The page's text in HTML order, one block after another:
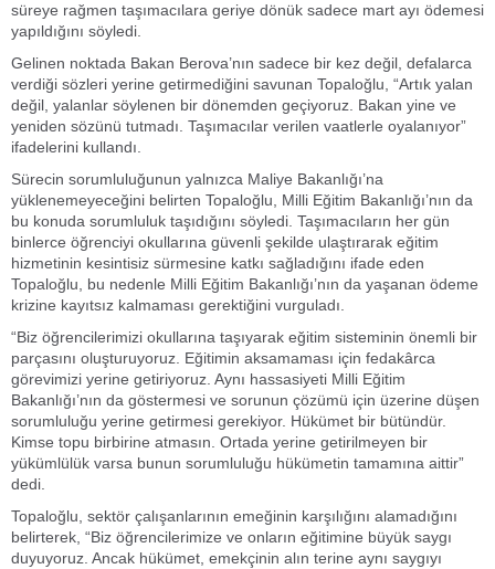
süreye rağmen taşımacılara geriye dönük sadece mart ayı ödemesi
yapıldığını söyledi.
Gelinen noktada Bakan Berova’nın sadece bir kez değil, defalarca
verdiği sözleri yerine getirmediğini savunan Topaloğlu, “Artık yalan
değil, yalanlar söylenen bir dönemden geçiyoruz. Bakan yine ve
yeniden sözünü tutmadı. Taşımacılar verilen vaatlerle oyalanıyor”
ifadelerini kullandı.
Sürecin sorumluluğunun yalnızca Maliye Bakanlığı’na
yüklenemeyeceğini belirten Topaloğlu, Milli Eğitim Bakanlığı’nın da
bu konuda sorumluluk taşıdığını söyledi. Taşımacıların her gün
binlerce öğrenciyi okullarına güvenli şekilde ulaştırarak eğitim
hizmetinin kesintisiz sürmesine katkı sağladığını ifade eden
Topaloğlu, bu nedenle Milli Eğitim Bakanlığı’nın da yaşanan ödeme
krizine kayıtsız kalmaması gerektiğini vurguladı.
“Biz öğrencilerimizi okullarına taşıyarak eğitim sisteminin önemli bir
parçasını oluşturuyoruz. Eğitimin aksamaması için fedakârca
görevimizi yerine getiriyoruz. Aynı hassasiyeti Milli Eğitim
Bakanlığı’nın da göstermesi ve sorunun çözümü için üzerine düşen
sorumluluğu yerine getirmesi gerekiyor. Hükümet bir bütündür.
Kimse topu birbirine atmasın. Ortada yerine getirilmeyen bir
yükümlülük varsa bunun sorumluluğu hükümetin tamamına aittir”
dedi.
Topaloğlu, sektör çalışanlarının emeğinin karşılığını alamadığını
belirterek, “Biz öğrencilerimize ve onların eğitimine büyük saygı
duyuyoruz. Ancak hükümet, emekçinin alın terine aynı saygıyı